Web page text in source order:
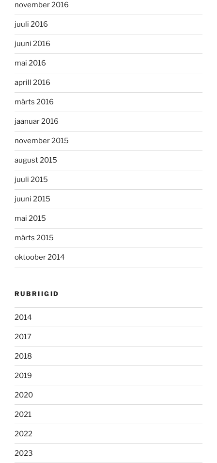
november 2016
juuli 2016
juuni 2016
mai 2016
aprill 2016
märts 2016
jaanuar 2016
november 2015
august 2015
juuli 2015
juuni 2015
mai 2015
märts 2015
oktoober 2014
RUBRIIGID
2014
2017
2018
2019
2020
2021
2022
2023